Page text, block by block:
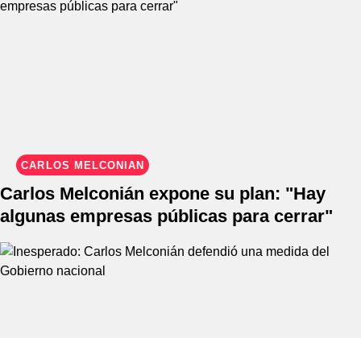
CARLOS MELCONIÁN
Carlos Melconián expone su plan: "Hay
algunas empresas públicas para cerrar"